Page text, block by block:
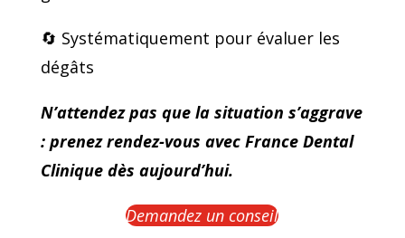
🔄 Systématiquement pour évaluer les
dégâts
N’attendez pas que la situation s’aggrave
: prenez rendez-vous avec France Dental
Clinique dès aujourd’hui.
Demandez un conseil